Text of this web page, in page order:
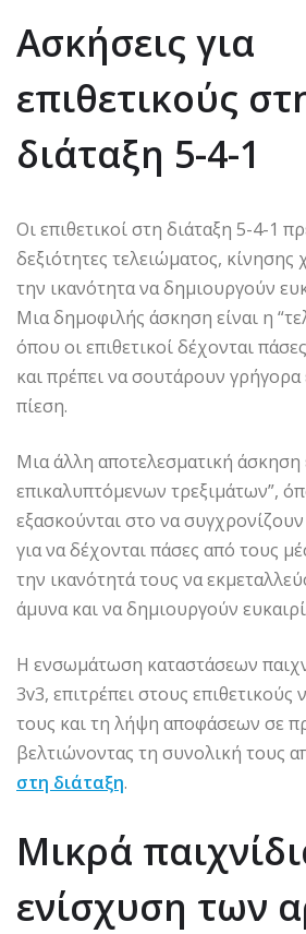
Ασκήσεις για
επιθετικούς
διάταξη 5-4-1
Οι επιθετικοί στη διάταξη 5-4-1
δεξιότητες τελειώματος, κίνησης
την ικανότητα να δημιουργούν
Μια δημοφιλής άσκηση είναι η
όπου οι επιθετικοί δέχονται
και πρέπει να σουτάρουν
πίεση.
Μια άλλη αποτελεσματική άσκηση
επικαλυπτόμενων τρεξιμάτων”,
εξασκούνται στο να συγχρονίζουν
για να δέχονται πάσες από τους
την ικανότητά τους να
άμυνα και να δημιουργούν
Η ενσωμάτωση καταστάσεων
3v3, επιτρέπει στους
τους και τη λήψη αποφάσεων σε
βελτιώνοντας τη συνολική τους
στη διάταξη.
Μικρά
ενίσχυση των